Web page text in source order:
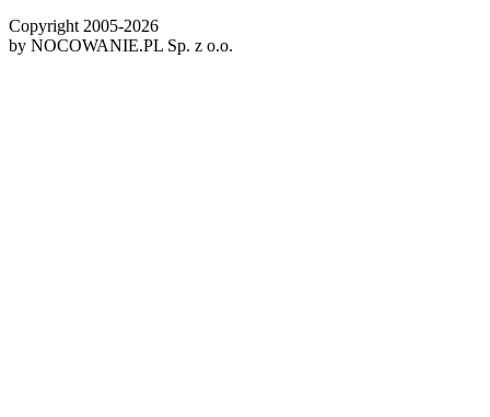
Copyright 2005-2026
by NOCOWANIE.PL Sp. z o.o.